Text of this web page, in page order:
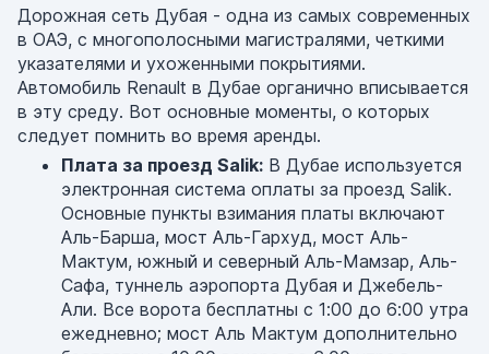
Дорожная сеть Дубая - одна из самых современных
в ОАЭ, с многополосными магистралями, четкими
указателями и ухоженными покрытиями.
Автомобиль Renault в Дубае органично вписывается
в эту среду. Вот основные моменты, о которых
следует помнить во время аренды.
Плата за проезд Salik: В Дубае используется
электронная система оплаты за проезд Salik.
Основные пункты взимания платы включают
Аль-Барша, мост Аль-Гархуд, мост Аль-
Мактум, южный и северный Аль-Мамзар, Аль-
Сафа, туннель аэропорта Дубая и Джебель-
Али. Все ворота бесплатны с 1:00 до 6:00 утра
ежедневно; мост Аль Мактум дополнительно